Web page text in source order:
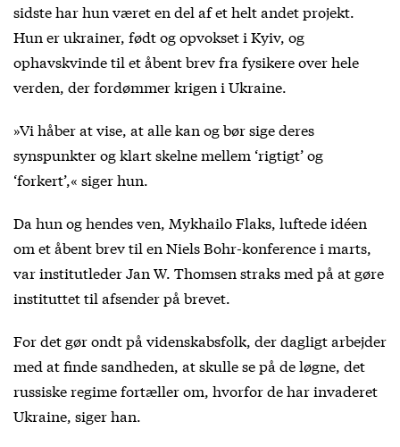
sidste har hun været en del af et helt andet projekt.
Hun er ukrainer, født og opvokset i Kyiv, og
ophavskvinde til et åbent brev fra fysikere over hele
verden, der fordømmer krigen i Ukraine.
»Vi håber at vise, at alle kan og bør sige deres
synspunkter og klart skelne mellem ‘rigtigt’ og
‘forkert’,« siger hun.
Da hun og hendes ven, Mykhailo Flaks, luftede idéen
om et åbent brev til en Niels Bohr-konference i marts,
var institutleder Jan W. Thomsen straks med på at gøre
instituttet til afsender på brevet.
For det gør ondt på videnskabsfolk, der dagligt arbejder
med at finde sandheden, at skulle se på de løgne, det
russiske regime fortæller om, hvorfor de har invaderet
Ukraine, siger han.